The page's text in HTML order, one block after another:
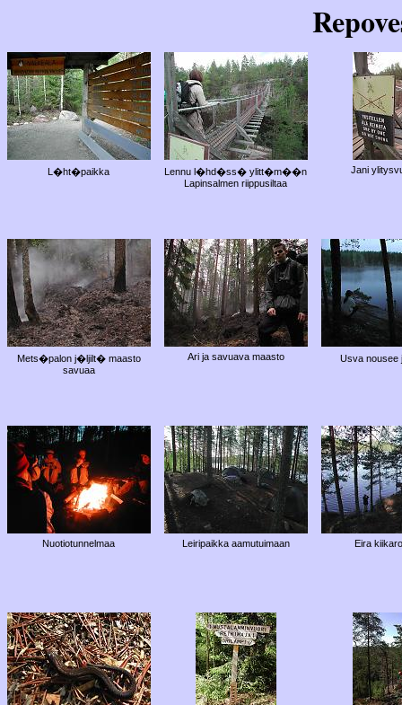
L�ht�paikka
Lennu l�hd�ss� ylitt�m��n
Lapinsalmen riippusiltaa
Jani
Mets�palon j�ljilt� maasto
savuaa
Ari ja savuava maasto Usva
Nuotiotunnelmaa Leiripaikka aamutuimaan Eira